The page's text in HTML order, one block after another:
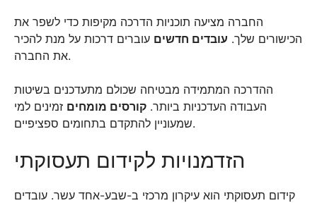
החברה מציעה תוכניות הדרכה מקיפות כדי לשפר את
הכישורים שלך. עובדים חדשים עוברים דרכות על מנת להכיר
את החברה.
ההדרכה המתמידה מבטיחה שכולם מתעדכנים בשיטות
העבודה העדכניות ביותר. קורסים מומחים זמינים למי
שמעוניין להתקדם בתחומים ספציפיים.
הזדמנויות לקידום תעסוקתי
קידום תעסוקתי הוא עיקרון מרכזי ב-שבע-אחד עשר. עובדים